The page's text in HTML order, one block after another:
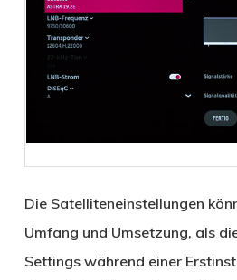
Die Satelliteneinstellungen
Umfang und Umsetzung, als
Settings während einer